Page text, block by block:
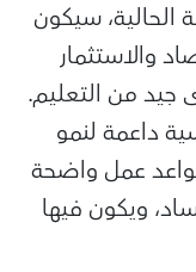
سيكون
والاستثمار
من التعليم.
داعمة لنمو
عمل واضحة
ويكون فيها